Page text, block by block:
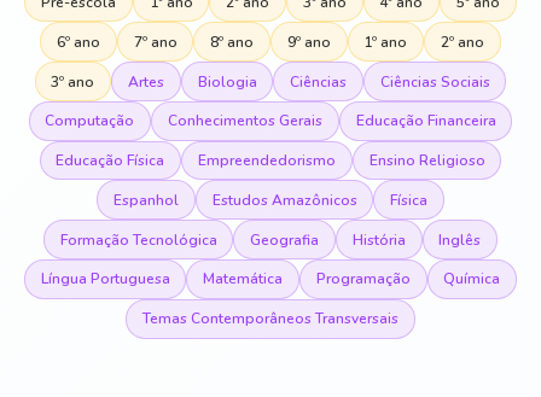
6º ano 7º ano 8º ano 9º ano 1º ano 2º ano
3º ano Artes Biologia Ciências Ciências Sociais
Computação Conhecimentos Gerais Educação Financeira
Educação Física Empreendedorismo Ensino Religioso
Espanhol Estudos Amazônicos Física
Formação Tecnológica Geografia História Inglês
Língua Portuguesa Matemática Programação Química
Temas Contemporâneos Transversais